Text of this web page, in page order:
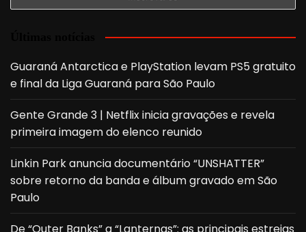
Guaraná Antarctica e PlayStation levam PS5 gratuito
e final da Liga Guaraná para São Paulo
Gente Grande 3 | Netflix inicia gravações e revela
primeira imagem do elenco reunido
Linkin Park anuncia documentário “UNSHATTER”
sobre retorno da banda e álbum gravado em São
Paulo
De “Outer Banks” a “Lanternas”: as principais estreias